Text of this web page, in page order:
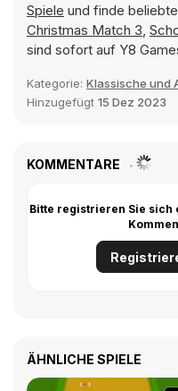
Spiele und finde
Christmas Match 3,
sind sofort auf Y8
Kategorie: Klassische und
Hinzugefügt 15 Dez 2023
KOMMENTARE
Bitte registrieren Sie sich
ÄHNLICHE SPIELE